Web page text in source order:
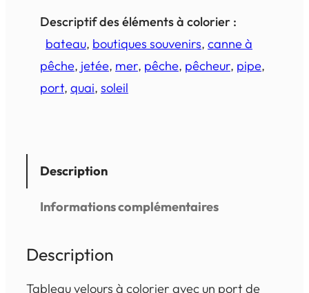
Descriptif des éléments à colorier :
bateau, boutiques souvenirs, canne à
pêche, jetée, mer, pêche, pêcheur, pipe
port, quai, soleil
Description
Informations complémentaires
Description
Tableau velours à colorier avec un port de